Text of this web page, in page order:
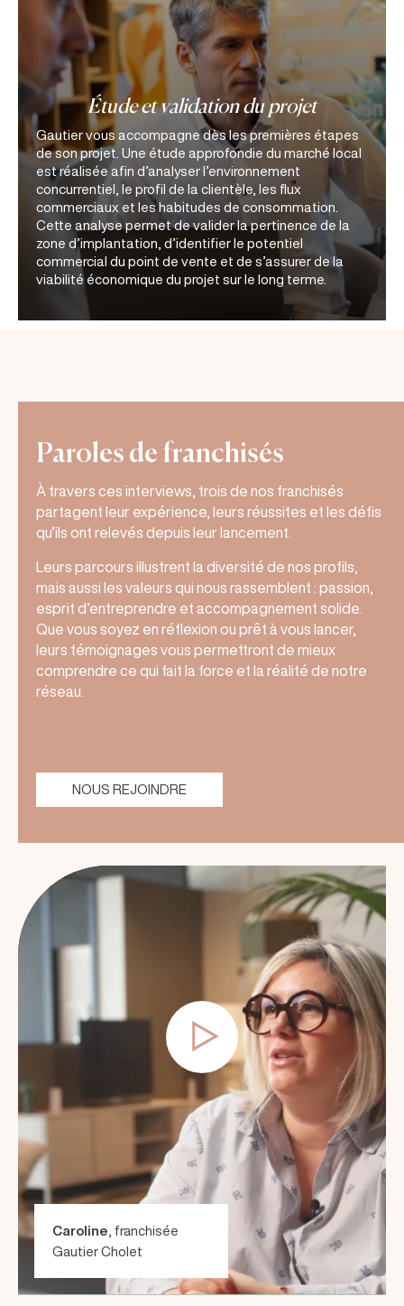
Étude et validation du projet
Gautier vous accompagne dès les premières étapes
de son projet. Une étude approfondie du marché local
est réalisée afin d’analyser l’environnement
concurrentiel, le profil de la clientèle, les flux
commerciaux et les habitudes de consommation.
Cette analyse permet de valider la pertinence de la
zone d’implantation, d’identifier le potentiel
commercial du point de vente et de s’assurer de la
viabilité économique du projet sur le long terme.
Paroles de franchisés
À travers ces interviews, trois de nos franchisés
partagent leur expérience, leurs réussites et les défis
qu’ils ont relevés depuis leur lancement.
Leurs parcours illustrent la diversité de nos profils,
mais aussi les valeurs qui nous rassemblent : passion,
esprit d’entreprendre et accompagnement solide.
Que vous soyez en réflexion ou prêt à vous lancer,
leurs témoignages vous permettront de mieux
comprendre ce qui fait la force et la réalité de notre
réseau.
NOUS REJOINDRE
Caroline , franchisée
Gautier Cholet